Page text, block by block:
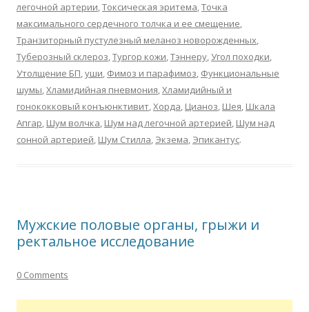
легочной артерии,Токсическая эритема,Точка
максимального сердечного толчка и ее смещение,
Транзиторный пустулезный меланоз новорожденных,
Туберозный склероз,Тургор кожи,Тэннеру,Угол походки,
Утолщение БП,уши, Фимоз и парафимоз, Функциональные
шумы,Хламидийная пневмония,Хламидийный и
гонококковый конъюнктивит,Хорда, Цианоз, Шея, Шкала
Апгар, Шум волчка, Шум над легочной артерией, Шум над
сонной артерией, Шум Стилла, Экзема, Эпикантус.
Мужские половые органы, грыжи и
ректальное исследование
0 Comments